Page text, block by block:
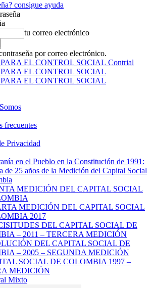
consigue ayuda
tu correo electrónico
por correo electrónico.
Contrial
frecuentes
Privacidad
en el Pueblo en la Constitución de 1991:
de 25 años de la Medición del Capital Social
MEDICIÓN DEL CAPITAL SOCIAL
MEDICIÓN DEL CAPITAL SOCIAL
2017
DEL CAPITAL SOCIAL DE
– 2011 – TERCERA MEDICIÓN
DEL CAPITAL SOCIAL DE
– 2005 – SEGUNDA MEDICIÓN
SOCIAL DE COLOMBIA 1997 –
MEDICIÓN
Mixto